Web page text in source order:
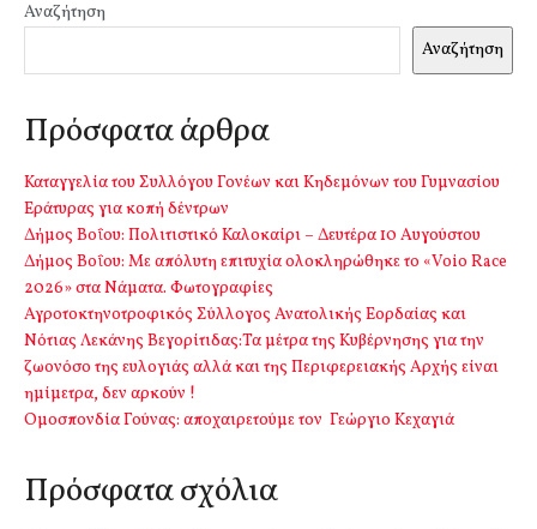
Αναζήτηση
Αναζήτηση
Πρόσφατα άρθρα
Καταγγελία του Συλλόγου Γονέων και Κηδεμόνων του Γυμνασίου
Εράτυρας για κοπή δέντρων
Δήμος Βοΐου: Πολιτιστικό Καλοκαίρι – Δευτέρα 10 Αυγούστου
Δήμος Βοΐου: Με απόλυτη επιτυχία ολοκληρώθηκε το «Voio Race
2026» στα Νάματα. Φωτογραφίες
Αγροτοκτηνοτροφικός Σύλλογος Ανατολικής Εορδαίας και
Νότιας Λεκάνης Βεγορίτιδας:Τα μέτρα της Κυβέρνησης για την
ζωονόσο της ευλογιάς αλλά και της Περιφερειακής Αρχής είναι
ημίμετρα, δεν αρκούν !
Ομοσπονδία Γούνας: αποχαιρετούμε τον Γεώργιο Κεχαγιά
Πρόσφατα σχόλια